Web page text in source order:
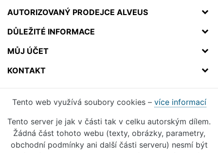
AUTORIZOVANÝ PRODEJCE ALVEUS
DŮLEŽITÉ INFORMACE
MŮJ ÚČET
KONTAKT
Tento web využívá soubory cookies – více informací
Tento server je jak v části tak v celku autorským dílem.
Žádná část tohoto webu (texty, obrázky, parametry,
obchodní podmínky ani další části serveru) nesmí být